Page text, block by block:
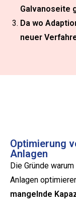
Galvanoseite
Da wo
neuer
Optimierung
Anlagen
Die Gründe
Anlagen
mangelnde